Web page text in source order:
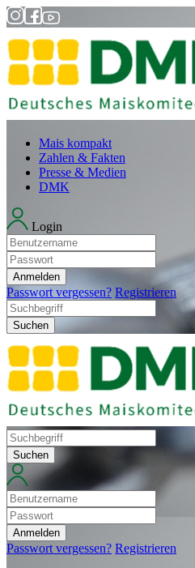
Mais kompakt
Zahlen & Fakten
Presse & Medien
DMK
Login
Anmelden
Passwort vergessen? Registrieren
Suchen
Suchen
Anmelden
Passwort vergessen? Registrieren